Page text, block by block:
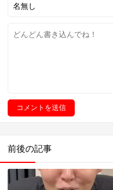
前後の記事